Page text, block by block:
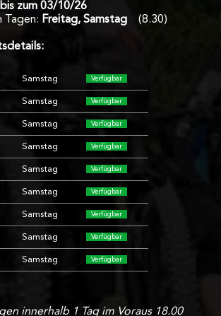
Kontakt
zum 03/10/26
Tagen: Freitag, Samstag (8.30)
Samstag Verfügbar
Samstag Verfügbar
Samstag Verfügbar
Samstag Verfügbar
Samstag Verfügbar
Samstag Verfügbar
Samstag Verfügbar
Samstag Verfügbar
Samstag Verfügbar
innerhalb 1 Tag im Voraus 18.00